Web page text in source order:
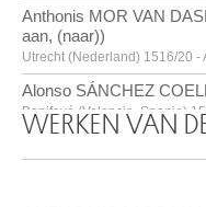
Anthonis MOR VAN
aan, (naar))
Utrecht (Nederland) 1516/20 -
Alonso SÁNCHEZ
Benifayó (Valencia, Spanje)
WERKEN VAN